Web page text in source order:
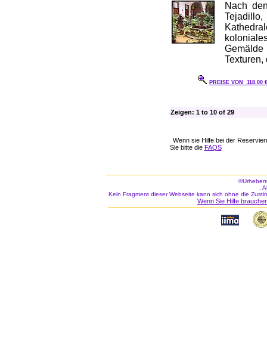
Nach
PREISE VON 118.00
Zeigen: 1 to 10 of 29
Wenn sie Hilfe bei der
Sie bitte die FAQS
.
Kein Fragment dieser Webseite kann sich ohne die
Wenn Sie Hilfe